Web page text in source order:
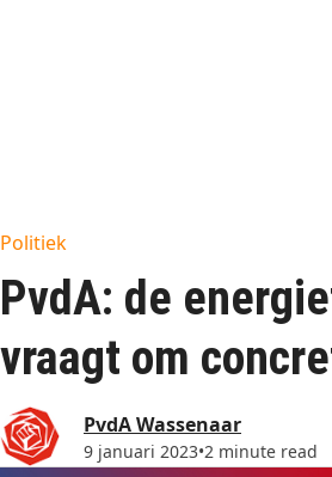
Politiek
PvdA: de
vraagt om
PvdA Wassenaar
9 januari 2023•2 minute read